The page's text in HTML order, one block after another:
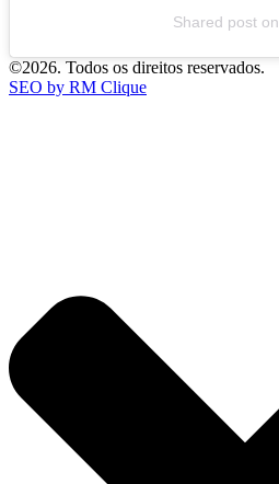
Shared poston
©2026. Todos os direitos reservados.
SEO by RM Clique